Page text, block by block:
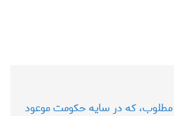
که در سایه حکومت موعود